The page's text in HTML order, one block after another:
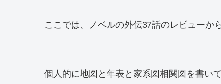
ここでは、ノベルの外伝37話のレビューか
個人的に地図と年表と家系図相関図を書い